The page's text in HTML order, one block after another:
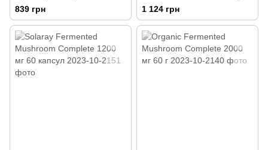
Mushroom Immune Complex
600 мг 100 капсул
839 грн 1 124 грн